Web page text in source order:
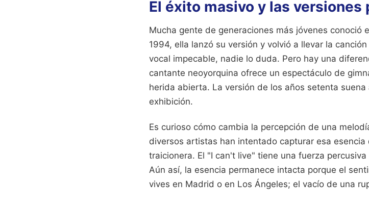
El éxito masivo y las versiones
Mucha gente de generaciones más jóvenes conoció
1994, ella lanzó su versión y volvió a llevar la
vocal impecable, nadie lo duda. Pero hay una
cantante neoyorquina ofrece un espectáculo de
herida abierta. La versión de los años setenta
exhibición.
Es curioso cómo cambia la percepción de una
diversos artistas han intentado capturar esa
traicionera. El "I can't live" tiene una fuerza
Aún así, la esencia permanece intacta porque el
vives en Madrid o en Los Ángeles; el vacío de una